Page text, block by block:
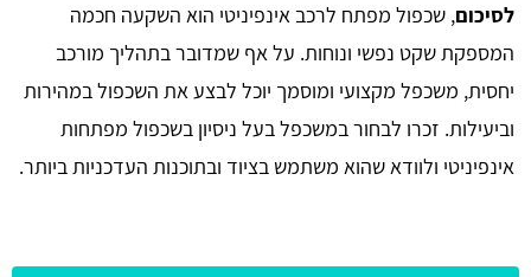
לסיכום, שכפול מפתח לרכב אינפיניטי הוא השקעה חכמה
המספקת שקט נפשי ונוחות. על אף שמדובר בתהליך מורכב
יחסית, משכפל מקצועי ומוסמך יוכל לבצע את השכפול במהירות
וביעילות. זכרו לבחור במשכפל בעל ניסיון בשכפול מפתחות
אינפיניטי ולוודא שהוא משתמש בציוד ובתוכנות העדכניות ביותר.